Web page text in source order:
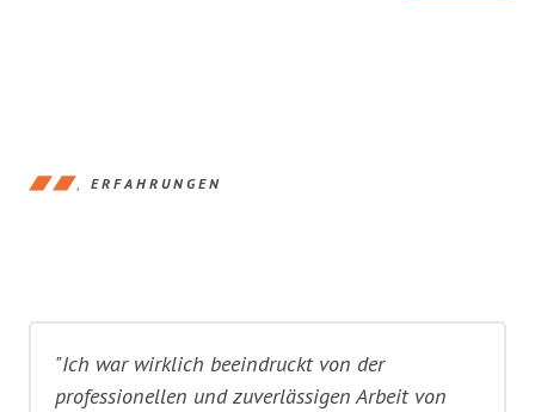
ERFAHRUNGEN
"Ich war wirklich beeindruckt von der
professionellen und zuverlässigen Arbeit von